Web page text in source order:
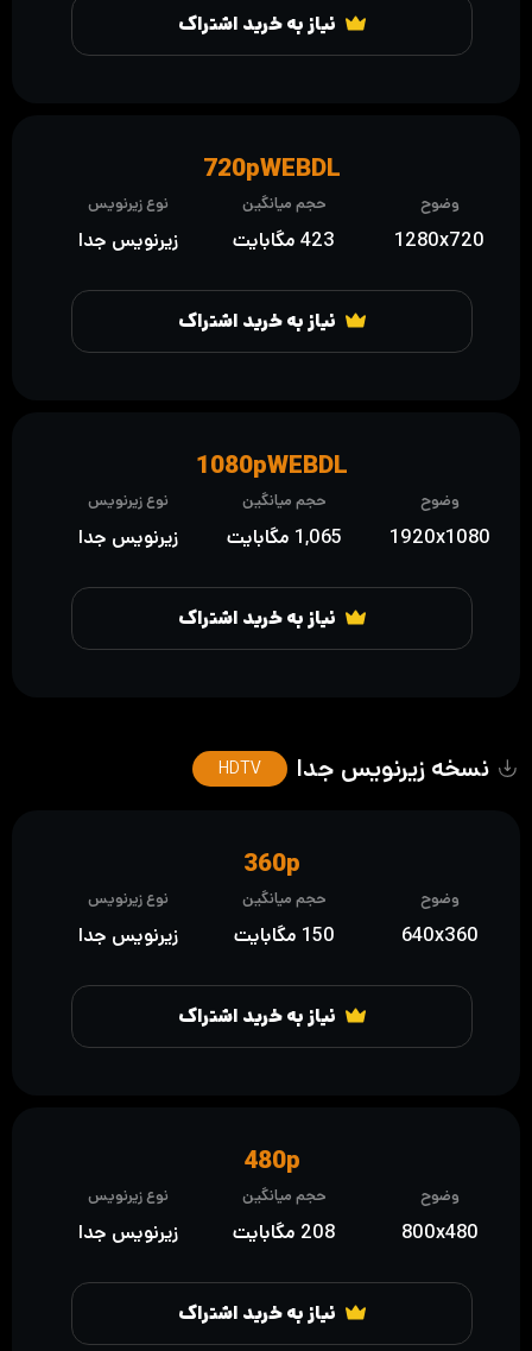
نیاز به خرید اشتراک
نیاز به خرید اشتراک
وضوح
1280x720
حجم میانگین
423 مگابایت
نوع زیرنویس
زیرنویس جدا
720pWEBDL
نیاز به خرید اشتراک
وضوح
1920x1080
حجم میانگین
1,065 مگابایت
نوع زیرنویس
زیرنویس جدا
1080pWEBDL
نسخه زیرنویس جدا HDTV
نیاز به خرید اشتراک
وضوح
640x360
حجم میانگین
150 مگابایت
نوع زیرنویس
زیرنویس جدا
360p
نیاز به خرید اشتراک
وضوح
800x480
حجم میانگین
208 مگابایت
نوع زیرنویس
زیرنویس جدا
480p